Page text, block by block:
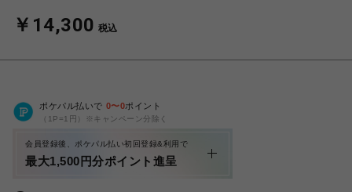
￥14,300 税込
ポケパル払いで 0〜0ポイント
（1P=1円）※キャンペーン分除く
会員登録後、ポケパル払い初回登録&利用で
最大1,500円分ポイント進呈